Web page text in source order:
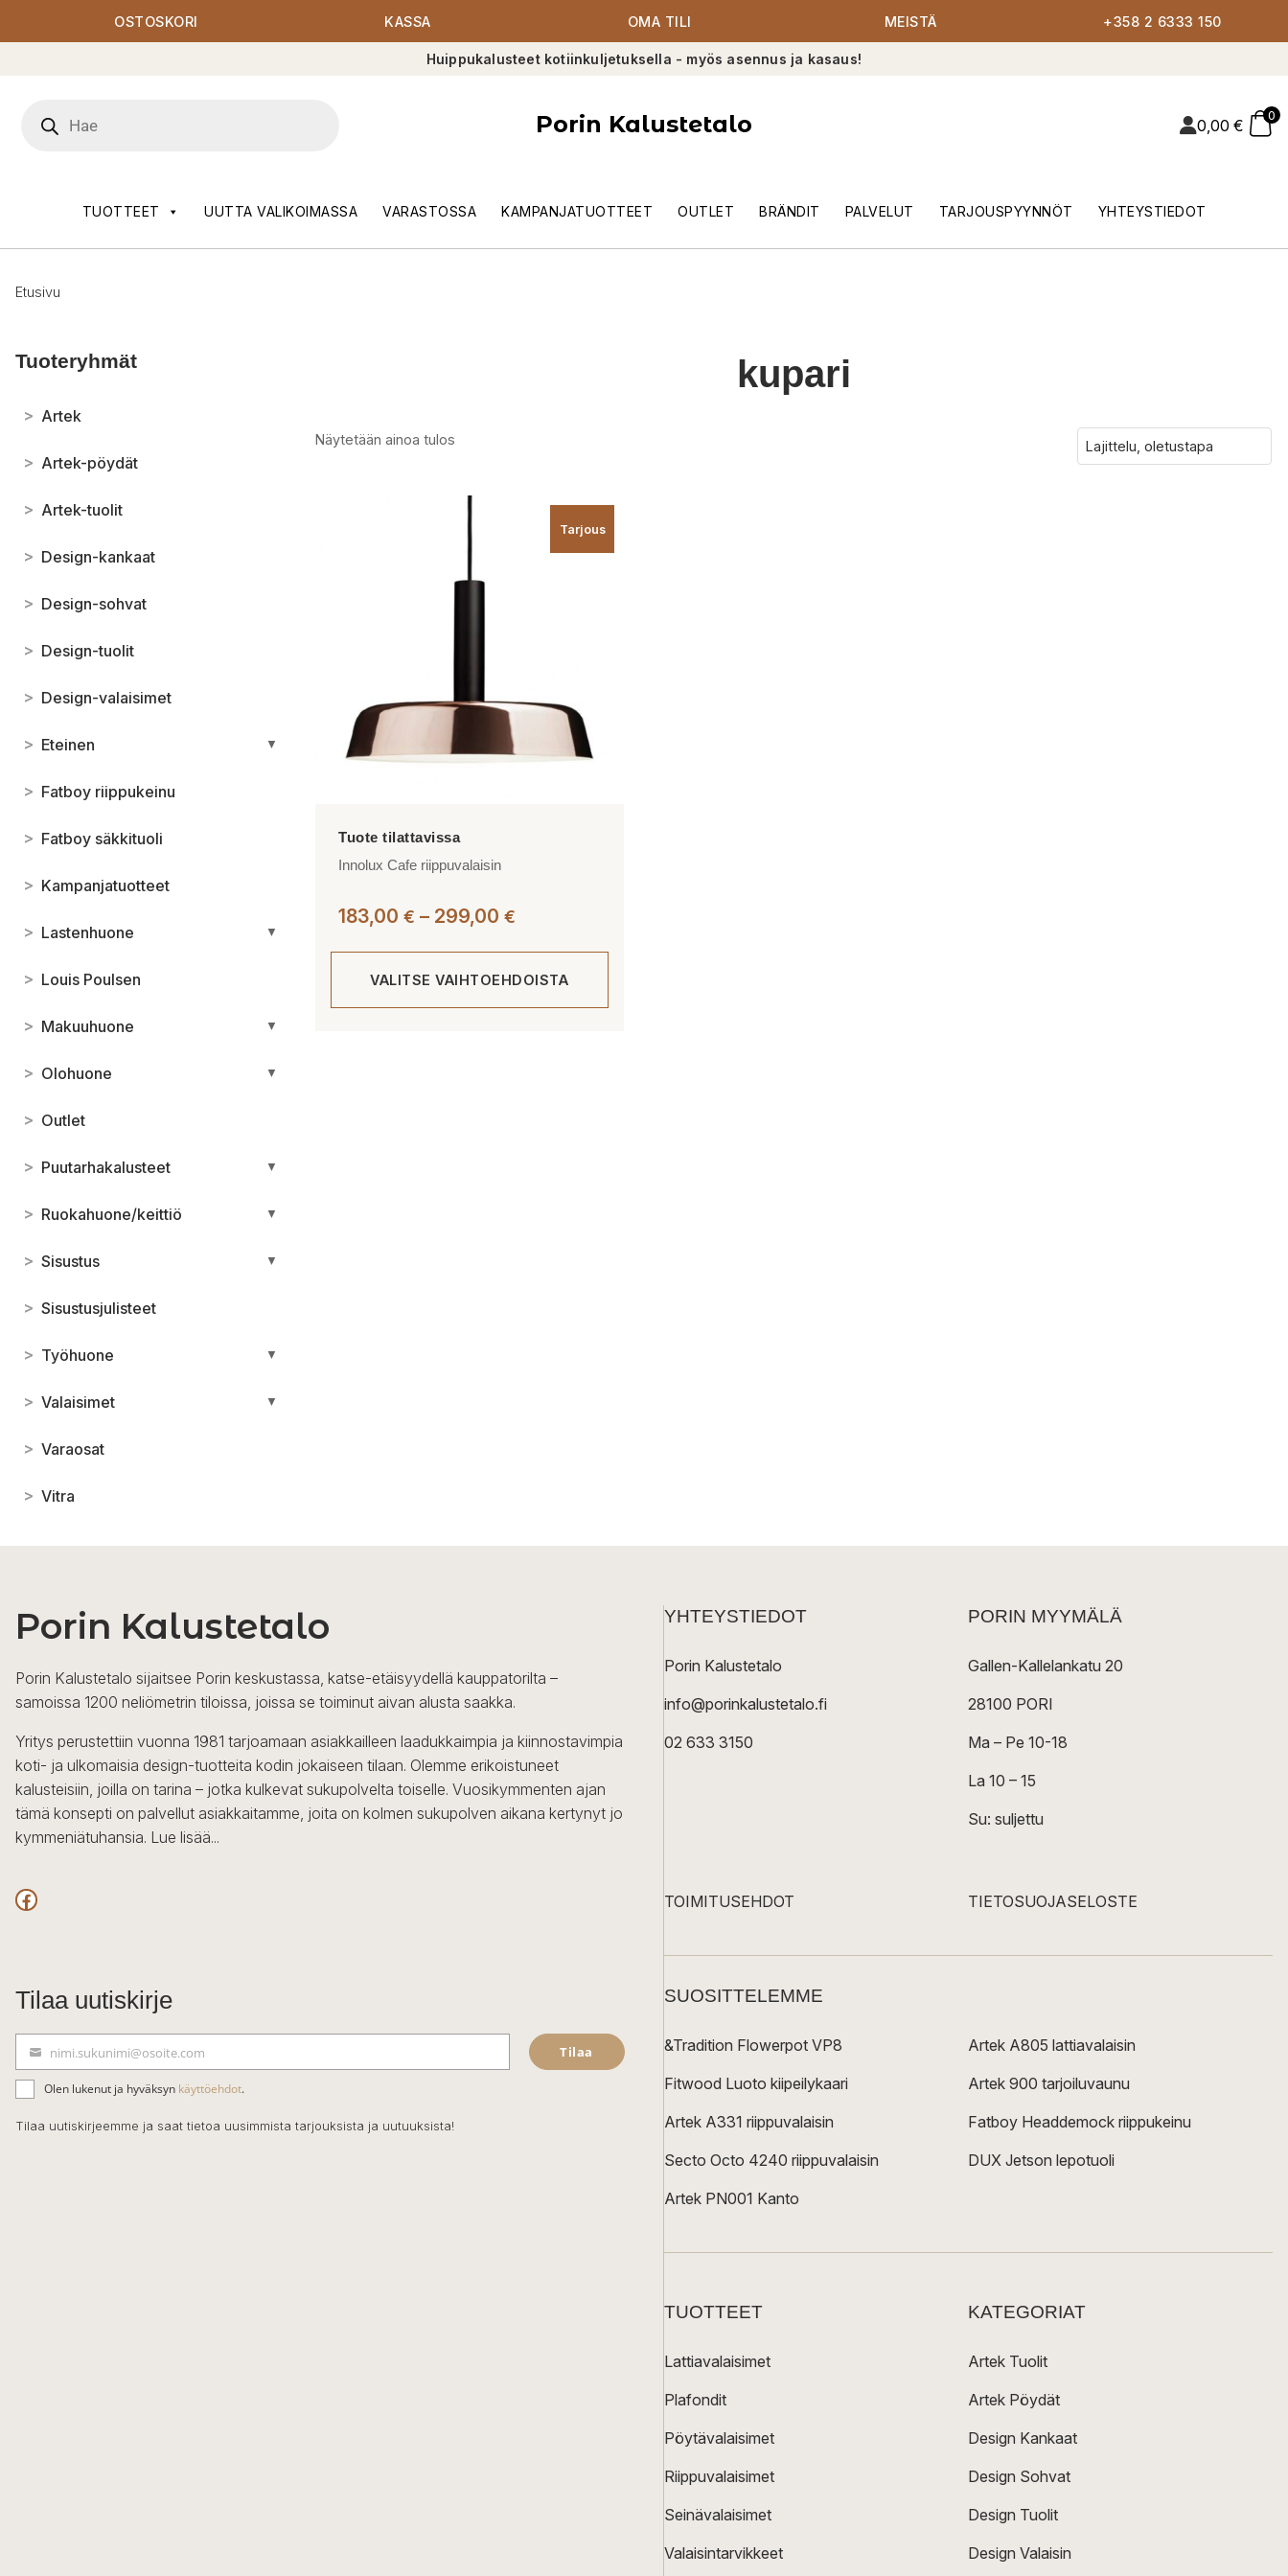
OSTOSKORI KASSA OMA TILI MEISTÄ +358 2 6333 150
Huippukalusteet kotiinkuljetuksella - myös asennus ja kasaus!
search
Porin Kalustetalo 0,00 €
0
TUOTTEET UUTTA VALIKOIMASSA VARASTOSSA KAMPANJATUOTTEET OUTLET BRÄNDIT PALVELUT TARJOUSPYYNNÖT YHTEYSTIEDOT
Etusivu
Tuoteryhmät
> Artek
> Artek-pöydät
> Artek-tuolit
> Design-kankaat
> Design-sohvat
> Design-tuolit
> Design-valaisimet
> Eteinen ▼
> Fatboy riippukeinu
> Fatboy säkkituoli
> Kampanjatuotteet
> Lastenhuone ▼
> Louis Poulsen
> Makuuhuone ▼
> Olohuone ▼
> Outlet
> Puutarhakalusteet ▼
> Ruokahuone/keittiö ▼
> Sisustus ▼
> Sisustusjulisteet
> Työhuone ▼
> Valaisimet ▼
> Varaosat
> Vitra
kupari
Näytetään ainoa tulos
Tarjous
Innolux Cafe riippuvalaisin
183,00 € – 299,00 €
299,00 €
VALITSE VAIHTOEHDOISTA
Porin Kalustetalo
Porin Kalustetalo sijaitsee Porin keskustassa, katse-etäisyydellä kauppatorilta –
samoissa 1200 neliömetrin tiloissa, joissa se toiminut aivan alusta saakka.
Yritys perustettiin vuonna 1981 tarjoamaan asiakkailleen laadukkaimpia ja kiinnostavimpia
koti- ja ulkomaisia design-tuotteita kodin jokaiseen tilaan. Olemme erikoistuneet
kalusteisiin, joilla on tarina – jotka kulkevat sukupolvelta toiselle. Vuosikymmenten ajan
tämä konsepti on palvellut asiakkaitamme, joita on kolmen sukupolven aikana kertynyt jo
kymmeniätuhansia. Lue lisää...
Facebook
Tilaa uutiskirje
ä
h
k
nimi.sukunimi@osoite.com Tilaa
Olen lukenut ja hyväksyn käyttöehdot.
Tilaa uutiskirjeemme ja saat tietoa uusimmista tarjouksista ja uutuuksista!
YHTEYSTIEDOT
Porin Kalustetalo
info@porinkalustetalo.fi
02 633 3150
PORIN MYYMÄLÄ
Gallen-Kallelankatu 20
28100 PORI
Ma – Pe 10-18
La 10 – 15
Su: suljettu
TOIMITUSEHDOT TIETOSUOJASELOSTE
SUOSITTELEMME
&Tradition Flowerpot VP8
Fitwood Luoto kiipeilykaari
Artek A331 riippuvalaisin
Secto Octo 4240 riippuvalaisin
Artek PN001 Kanto
Artek A805 lattiavalaisin
Artek 900 tarjoiluvaunu
Fatboy Headdemock riippukeinu
DUX Jetson lepotuoli
TUOTTEET
Lattiavalaisimet
Plafondit
Pöytävalaisimet
Riippuvalaisimet
Seinävalaisimet
Valaisintarvikkeet
KATEGORIAT
Artek Tuolit
Artek Pöydät
Design Kankaat
Design Sohvat
Design Tuolit
Design Valaisin